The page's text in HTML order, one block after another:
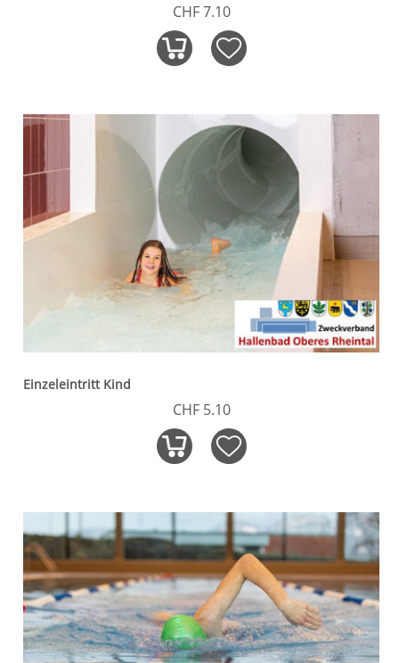
CHF 7.10
Einzeleintritt Kind
CHF 5.10